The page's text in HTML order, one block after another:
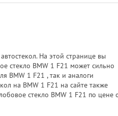
На этой странице вы
стекло BMW 1 F21 может сильно
BMW 1 F21 , так и аналоги
на BMW 1 F21 на сайте также
стекло BMW 1 F21 по цене